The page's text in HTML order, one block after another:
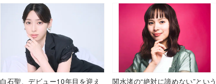
白石聖、デビュー10年目を迎え 関水渚の“絶対に諦めない”という